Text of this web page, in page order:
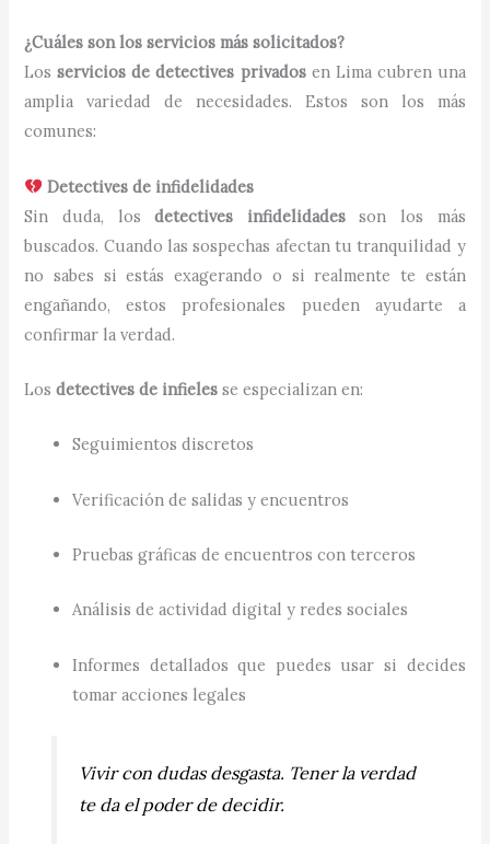
¿Cuáles son los servicios más solicitados?
Losservicios de detectives privadosen Lima cubren una
amplia variedad de necesidades. Estos son los más
comunes:
Detectives de infidelidades
Sin duda, losdetectives infidelidadesson los más
buscados. Cuando las sospechas afectan tu tranquilidad y
no sabes si estás exagerando o si realmente te están
engañando, estos profesionales pueden ayudarte a
confirmar la verdad.
Losdetectives de infieles se especializan en:
Seguimientos discretos
Verificación de salidas y encuentros
Pruebas gráficas de encuentros con terceros
Análisis de actividad digital y redes sociales
Informes detallados que puedes usar si decides
tomar acciones legales
Vivir con dudas desgasta. Tener la verdad
te da el poder de decidir.